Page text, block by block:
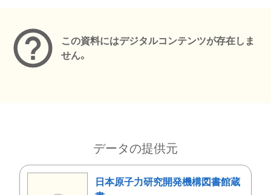
この資料にはデジタルコンテンツが存在しま
せん。
データの提供元
日本原子力研究開発機構図書館蔵